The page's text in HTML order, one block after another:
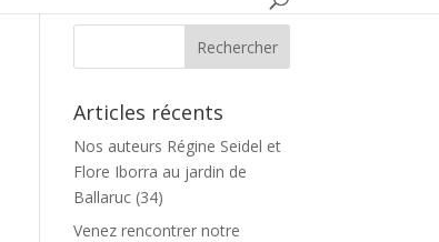
Articles récents
Nos auteurs Régine Seidel et
Flore Iborra au jardin de
Ballaruc (34)
Venez rencontrer notre